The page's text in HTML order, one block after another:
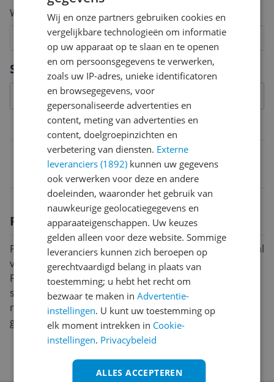
Specificaties
Belangrijkste kenmerken
4009315878683
Productomschrijving
Precisie Zaagblad 210x30 mm 64 TandsMet hardmetaal
versterkt, snelle fijne sneden met zuivere snijranden.
Fijn getand, voor handcirkelzagen. Voor massief hout,
spaanplaat met coating (werk- en keukenwerkbladen),
meubel-, spaan- en hardvezelplaten en
glasvezelversterkte kunststof.
Welk cijfer geef jij dit product?
9
8
7
6
5
4
3
2
Vraag 1 van 4
Wij en onze partners gebruiken cookies en
vergelijkbare technologieën om informatie
op uw apparaat op te slaan en te openen
en om persoonsgegevens te verwerken,
zoals uw IP-adres, unieke identificatoren
en browsegegevens, voor
gepersonaliseerde advertenties en
content, meting van advertenties en
content, doelgroepinzichten en
verbetering van diensten. Externe
leveranciers (1892) kunnen uw gegevens
ook verwerken voor deze en andere
doeleinden, waaronder het gebruik van
nauwkeurige geolocatiegegevens en
apparaateigenschappen. Uw keuzes
gelden alleen voor deze website. Sommige
leveranciers kunnen zich beroepen op
gerechtvaardigd belang in plaats van
toestemming; u hebt het recht om
bezwaar te maken inAdvertentie-
instellingen. U kunt uw toestemming op
elk moment intrekken in Cookie-
instellingen. Privacybeleid
ALLES ACCEPTEREN